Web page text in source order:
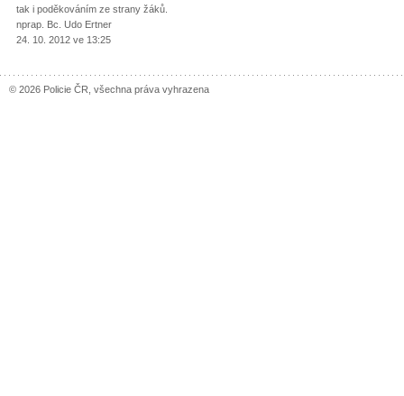
tak i poděkováním ze strany žáků.
nprap. Bc. Udo Ertner
24. 10. 2012 ve 13:25
© 2026 Policie ČR, všechna práva vyhrazena